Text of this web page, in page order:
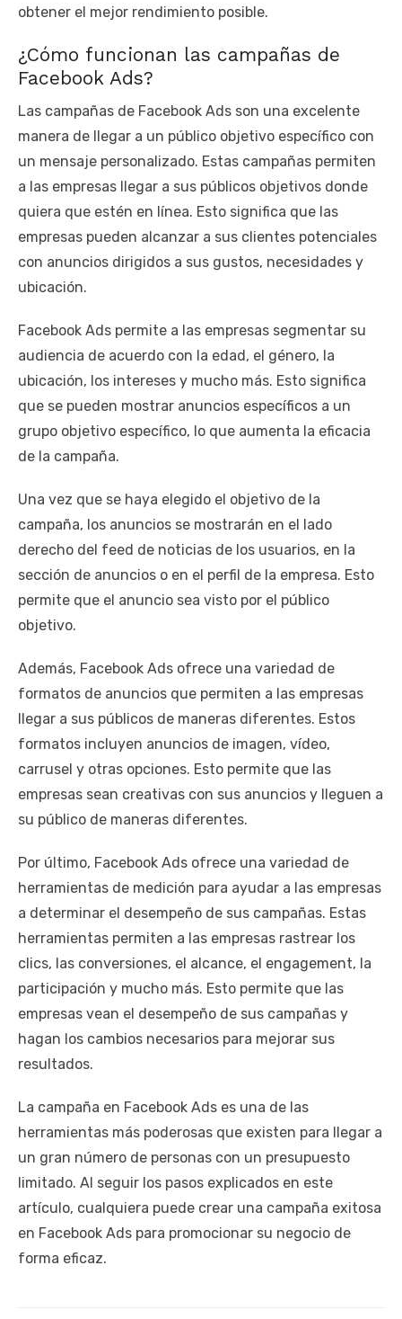
obtener el mejor rendimiento posible.
¿Cómo funcionan las campañas de
Facebook Ads?
Las campañas de Facebook Ads son una excelente
manera de llegar a un público objetivo específico con
un mensaje personalizado. Estas campañas permiten
a las empresas llegar a sus públicos objetivos donde
quiera que estén en línea. Esto significa que las
empresas pueden alcanzar a sus clientes potenciales
con anuncios dirigidos a sus gustos, necesidades y
ubicación.
Facebook Ads permite a las empresas segmentar su
audiencia de acuerdo con la edad, el género, la
ubicación, los intereses y mucho más. Esto significa
que se pueden mostrar anuncios específicos a un
grupo objetivo específico, lo que aumenta la eficacia
de la campaña.
Una vez que se haya elegido el objetivo de la
campaña, los anuncios se mostrarán en el lado
derecho del feed de noticias de los usuarios, en la
sección de anuncios o en el perfil de la empresa. Esto
permite que el anuncio sea visto por el público
objetivo.
Además, Facebook Ads ofrece una variedad de
formatos de anuncios que permiten a las empresas
llegar a sus públicos de maneras diferentes. Estos
formatos incluyen anuncios de imagen, vídeo,
carrusel y otras opciones. Esto permite que las
empresas sean creativas con sus anuncios y lleguen a
su público de maneras diferentes.
Por último, Facebook Ads ofrece una variedad de
herramientas de medición para ayudar a las empresas
a determinar el desempeño de sus campañas. Estas
herramientas permiten a las empresas rastrear los
clics, las conversiones, el alcance, el engagement, la
participación y mucho más. Esto permite que las
empresas vean el desempeño de sus campañas y
hagan los cambios necesarios para mejorar sus
resultados.
La campaña en Facebook Ads es una de las
herramientas más poderosas que existen para llegar a
un gran número de personas con un presupuesto
limitado. Al seguir los pasos explicados en este
artículo, cualquiera puede crear una campaña exitosa
en Facebook Ads para promocionar su negocio de
forma eficaz.